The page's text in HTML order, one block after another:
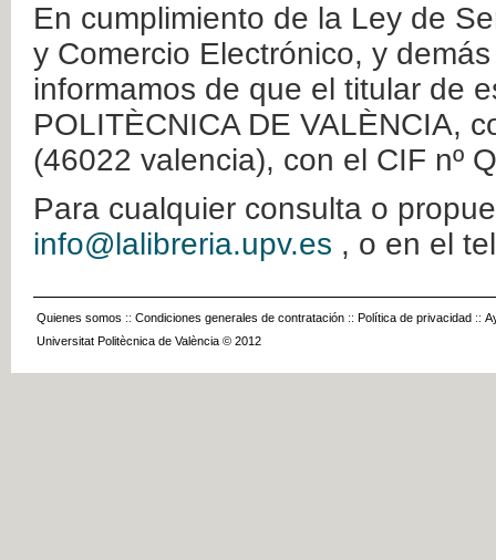
En cumplimiento de la Ley de
y Comercio Electrónico, y
informamos de que el titular de
POLITÈCNICA DE VALÈNCIA,
(46022 valencia), con el CIF nº
Para cualquier consulta o
info@lalibreria.upv.es , o en el
Quienes somos :: Condiciones generales de contratación :: Política de privacidad ::
Universitat Politècnica de València © 2012